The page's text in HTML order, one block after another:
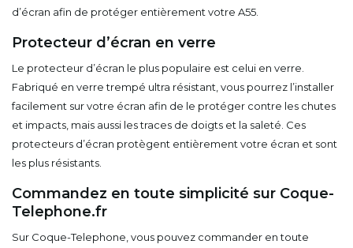
d’écran afin de protéger entièrement votre A55.
Protecteur d’écran en verre
Le protecteur d’écran le plus populaire est celui en verre.
Fabriqué en verre trempé ultra résistant, vous pourrez l’installer
facilement sur votre écran afin de le protéger contre les chutes
et impacts, mais aussi les traces de doigts et la saleté. Ces
protecteurs d’écran protègent entièrement votre écran et sont
les plus résistants.
Commandez en toute simplicité sur Coque-
Telephone.fr
Sur Coque-Telephone, vous pouvez commander en toute